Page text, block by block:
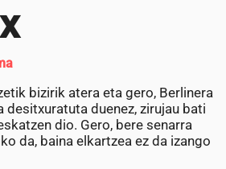
bizirik atera eta gero, Berlinera
desitxuratuta duenez, zirujau bati
dio. Gero, bere senarra
da, baina elkartzea ez da izango